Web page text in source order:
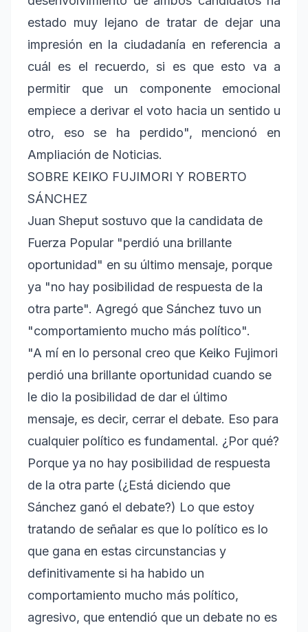
estado muy lejano de tratar de dejar una
impresión en la ciudadanía en referencia a
cuál es el recuerdo, si es que esto va a
permitir que un componente emocional
empiece a derivar el voto hacia un sentido u
otro, eso se ha perdido", mencionó en
Ampliación de Noticias.
SOBRE KEIKO FUJIMORI Y ROBERTO
SÁNCHEZ
Juan Sheput sostuvo que la candidata de
Fuerza Popular "perdió una brillante
oportunidad" en su último mensaje, porque
ya "no hay posibilidad de respuesta de la
otra parte". Agregó que Sánchez tuvo un
"comportamiento mucho más político".
"A mí en lo personal creo que Keiko Fujimori
perdió una brillante oportunidad cuando se
le dio la posibilidad de dar el último
mensaje, es decir, cerrar el debate. Eso para
cualquier político es fundamental. ¿Por qué?
Porque ya no hay posibilidad de respuesta
de la otra parte (¿Está diciendo que
Sánchez ganó el debate?) Lo que estoy
tratando de señalar es que lo político es lo
que gana en estas circunstancias y
definitivamente si ha habido un
comportamiento mucho más político,
agresivo, que entendió que un debate no es